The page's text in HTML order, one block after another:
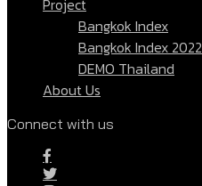
Project
Bangkok Index
Bangkok Index 2022
DEMO Thailand
About Us
Connect with us